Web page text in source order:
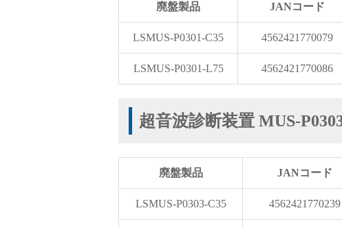
よくあるご質問(FAQ)・用語集
廃盤製品 JANコード
LSMUS-P0301-C35 4562421770079
LSMUS-P0301-L75 4562421770086
超音波診断装置 MUS-
廃盤製品 JANコード
LSMUS-P0303-C35 4562421770239